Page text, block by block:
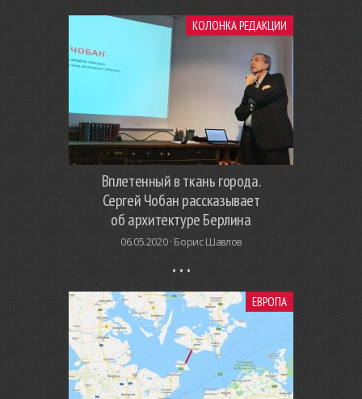
КОЛОНКА РЕДАКЦИИ
Вплетенный в ткань города.
Сергей Чобан рассказывает
об архитектуре Берлина
06.05.2020 · Борис Шавлов
ЕВРОПА